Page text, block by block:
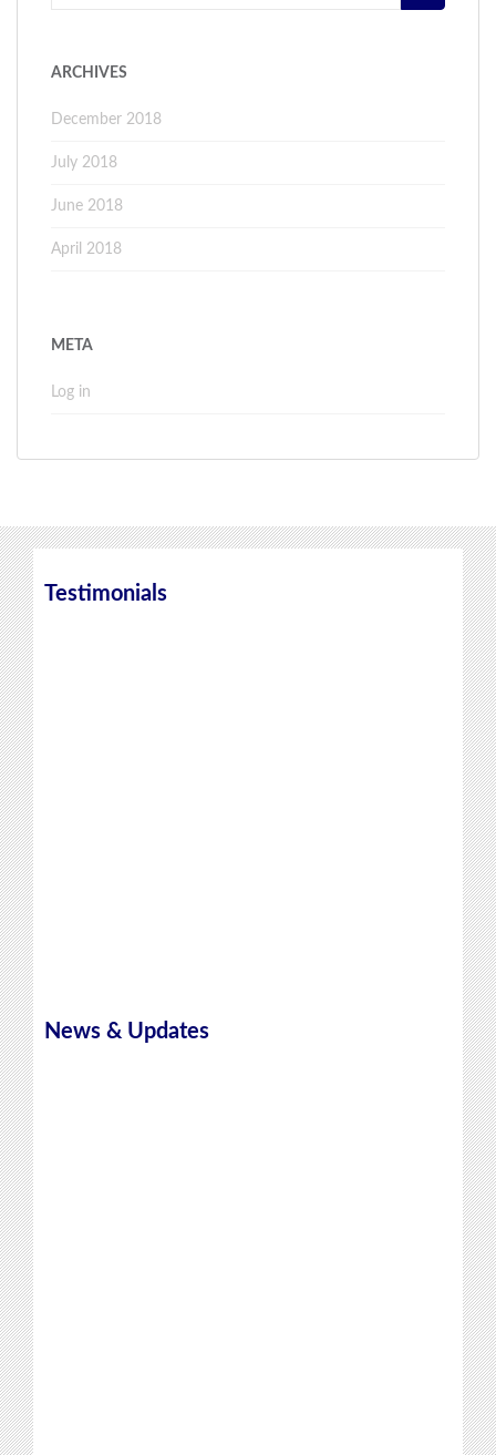
ARCHIVES
December 2018
July 2018
June 2018
April 2018
META
Log in
Testimonials
News & Updates